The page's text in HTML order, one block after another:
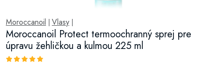
Moroccanoil Vlasy
Moroccanoil Protect termoochranný sprej pre
úpravu žehličkou a kulmou 225 ml